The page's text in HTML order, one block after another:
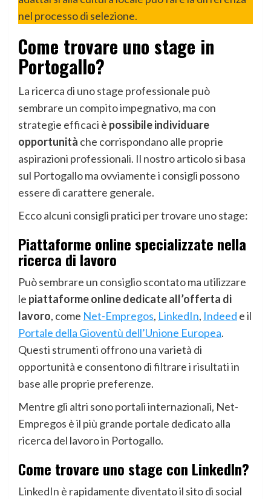
nel processo di selezione.
Come trovare uno stage in
Portogallo?
La ricerca di uno stage professionale può
sembrare un compito impegnativo, ma con
strategie efficaci è possibile individuare
opportunità che corrispondano alle proprie
aspirazioni professionali. Il nostro articolo si basa
sul Portogallo ma ovviamente i consigli possono
essere di carattere generale.
Ecco alcuni consigli pratici per trovare uno stage:
Piattaforme online specializzate nella
ricerca di lavoro
Può sembrare un consiglio scontato ma utilizzare
le piattaforme online dedicate all’offerta di
lavoro, come Net-Empregos, LinkedIn, Indeed e il
Portale della Gioventù dell’Unione Europea.
Questi strumenti offrono una varietà di
opportunità e consentono di filtrare i risultati in
base alle proprie preferenze.
Mentre gli altri sono portali internazionali, Net-
Empregos è il più grande portale dedicato alla
ricerca del lavoro in Portogallo.
Come trovare uno stage con LinkedIn?
LinkedIn è rapidamente diventato il sito di social